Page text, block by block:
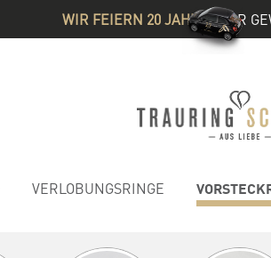
WIR FEIERN 20 JAHRE& IHR
VERLOBUNGSRINGE